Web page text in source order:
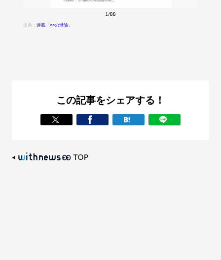
1/88
出典：連載「○○の世論」
この記事をシェアする！